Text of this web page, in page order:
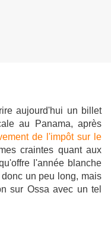
aujourd'hui un billet
au Panama, après
de l'impôt sur le
craintes quant aux
l'année blanche
un peu long, mais
sur Ossa avec un tel